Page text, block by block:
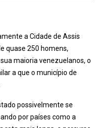
a Cidade de Assis
quase 250 homens,
maioria venezuelanos, o
a que o município de
possivelmente se
por países como a